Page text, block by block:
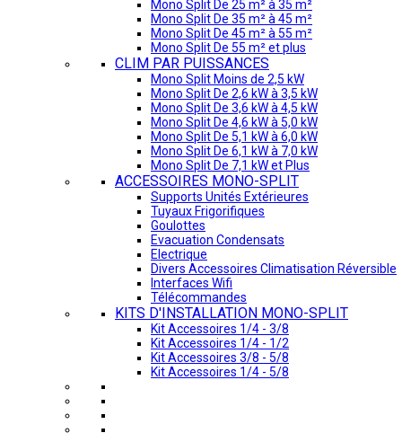
Mono Split De 25 m² à 35 m²
Mono Split De 35 m² à 45 m²
Mono Split De 45 m² à 55 m²
Mono Split De 55 m² et plus
CLIM PAR PUISSANCES
Mono Split Moins de 2,5 kW
Mono Split De 2,6 kW à 3,5 kW
Mono Split De 3,6 kW à 4,5 kW
Mono Split De 4,6 kW à 5,0 kW
Mono Split De 5,1 kW à 6,0 kW
Mono Split De 6,1 kW à 7,0 kW
Mono Split De 7,1 kW et Plus
ACCESSOIRES MONO-SPLIT
Supports Unités Extérieures
Tuyaux Frigorifiques
Goulottes
Evacuation Condensats
Electrique
Divers Accessoires Climatisation Réversible
Interfaces Wifi
Télécommandes
KITS D'INSTALLATION MONO-SPLIT
Kit Accessoires 1/4 - 3/8
Kit Accessoires 1/4 - 1/2
Kit Accessoires 3/8 - 5/8
Kit Accessoires 1/4 - 5/8